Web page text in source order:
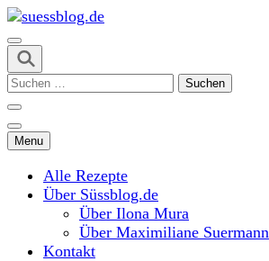
Skip
to
content
(Press
Enter)
suessblog.de
Suchen
Menu
Alle Rezepte
Über Süssblog.de
Über Ilona Mura
Über Maximiliane Suermann
Kontakt